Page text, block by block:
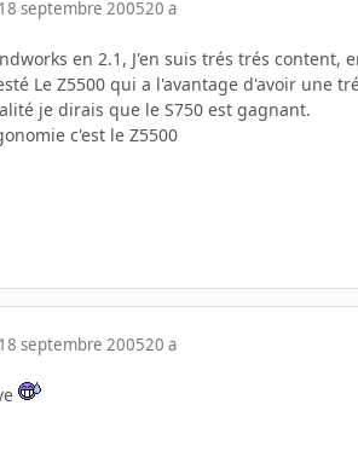
septembre 200520 a
en 2.1, J'en suis trés trés
Le Z5500 qui a l'avantage d'avoir une
je dirais que le S750 est gagnant.
c'est le Z5500
septembre 200520 a